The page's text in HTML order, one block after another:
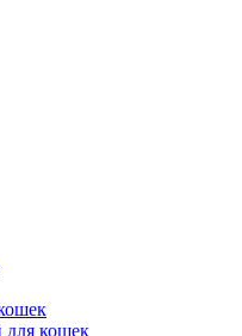
для кошек